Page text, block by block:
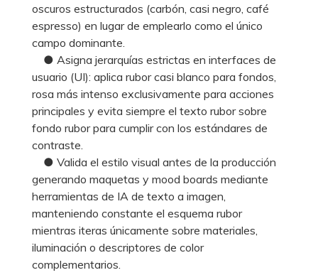
oscuros estructurados (carbón, casi negro, café
espresso) en lugar de emplearlo como el único
campo dominante.
● Asigna jerarquías estrictas en interfaces de
usuario (UI): aplica rubor casi blanco para fondos,
rosa más intenso exclusivamente para acciones
principales y evita siempre el texto rubor sobre
fondo rubor para cumplir con los estándares de
contraste.
● Valida el estilo visual antes de la producción
generando maquetas y mood boards mediante
herramientas de IA de texto a imagen,
manteniendo constante el esquema rubor
mientras iteras únicamente sobre materiales,
iluminación o descriptores de color
complementarios.